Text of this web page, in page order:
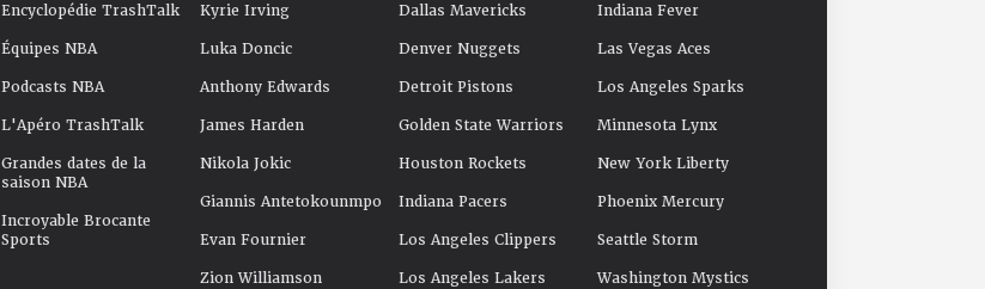
Encyclopédie TrashTalk
Équipes NBA
Podcasts NBA
L'Apéro TrashTalk
Grandes dates de la
saison NBA
Incroyable Brocante
Sports
Kyrie Irving
Luka Doncic
Anthony Edwards
James Harden
Nikola Jokic
Giannis Antetokounmpo
Evan Fournier
Zion Williamson
Dallas Mavericks
Denver Nuggets
Detroit Pistons
Golden State Warriors
Houston Rockets
Indiana Pacers
Los Angeles Clippers
Los Angeles Lakers
Indiana Fever
Las Vegas Aces
Los Angeles Sparks
Minnesota Lynx
New York Liberty
Phoenix Mercury
Seattle Storm
Washington Mystics